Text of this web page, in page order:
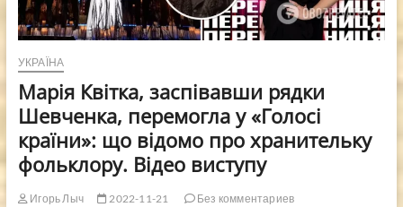
УКРАЇНА
Марія Квітка, заспівавши рядки
Шевченка, перемогла у «Голосі
країни»: що відомо про хранительку
фольклору. Відео виступу
Игорь Лыч 2022-11-21 Без комментариев